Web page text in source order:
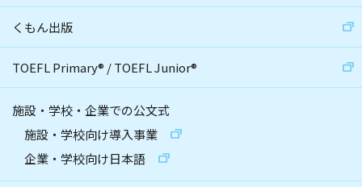
くもん出版
TOEFL Primary® /TOEFL Junior®
施設・学校・企業での公文式
施設・学校向け導入事業
企業・学校向け日本語